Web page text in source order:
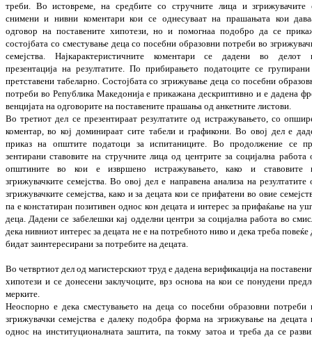
треби. Во истовреме, на средбите со стручни­те лица и згрижувачите
снимени и нив­ни коментари кои се однесуваат на праша­њата кои
одговор на поставените хи­потези, но и помогнаа подобро да се при
состојбата со сместување деца со посебни образовни потреби во
се­меј­ства. Најкарактеристичните коментари се дадени во делот
презентација на резул­та­тите. По прибирањето податоците сегру­пи­ра
претставени табеларно. Состојбата со згрижување деца со посебни
по­треби во Република Македонијае при­ка­жана дескриптивно иедадена
венцијатана одговорите на поставените пра­ша­ња од анкетните листови.
Во третиот дел се презентираат резултатите од истражувањето, со
коментар, во кој доминираат сите табели и графикони. Во овој дел е
приказ на општите податоци за испитаниците. Во продолжение се
зентирани ставовите на стручните лица од центрите за социјална работа
општини­те во кои е извршено истражувањето, како и ставовите
згрижувачките семејства. Во овој дел е направена анализа на резултатите
згрижувачките семејства, како и за децата кои се прифатени во овие
па е кон­статиран позитивен однос кон децата и ин­терес за прифаќање на
деца. Дадени се забелешки кај одделни центри за социјална работа во
дека нивниот интерес за де­цата не е на потребното ниво и дека треба по­веќе
бидат заинтересирани за потреби­те на децата.
Во четвртиот делод магистерскиот труд е да­дена верификација на
хипотези и се донесени заклучоците, врз основа на кои се понудени
мерките.
Неоспорно е дека сместувањето на деца со посебни образовни потреби
згрижувачки семејства е далеку подобра форма на згрижување на децата
однос на институционалната заштита, па токму затоа и треба да се